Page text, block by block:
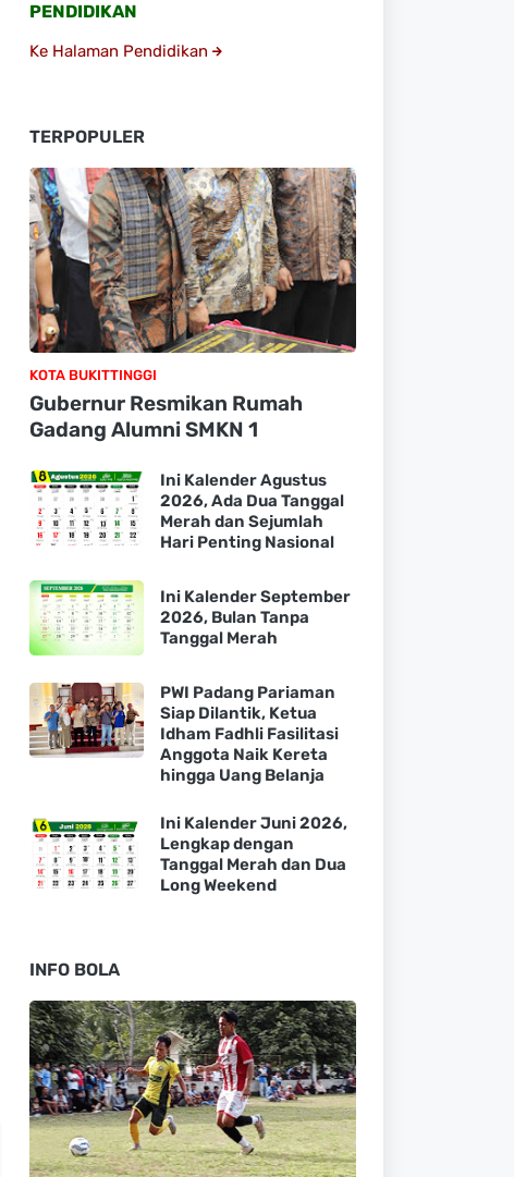
PENDIDIKAN
Ke Halaman Pendidikan
TERPOPULER
KOTA BUKITTINGGI
Gubernur Resmikan Rumah
Gadang Alumni SMKN 1
Ini Kalender Agustus
2026, Ada Dua Tanggal
Merah dan Sejumlah
Hari Penting Nasional
Ini Kalender September
2026, Bulan Tanpa
Tanggal Merah
PWI Padang Pariaman
Siap Dilantik, Ketua
Idham Fadhli Fasilitasi
Anggota Naik Kereta
hingga Uang Belanja
Ini Kalender Juni 2026,
Lengkap dengan
Tanggal Merah dan Dua
Long Weekend
INFO BOLA